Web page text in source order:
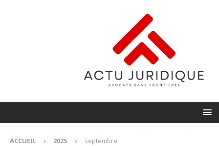
ACCUEIL 2025 septembre